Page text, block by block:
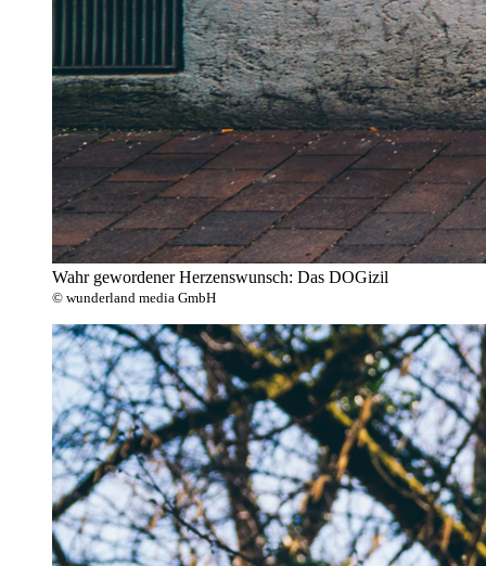
Wahr gewordener Herzenswunsch: Das DOGizil
© wunderland media GmbH